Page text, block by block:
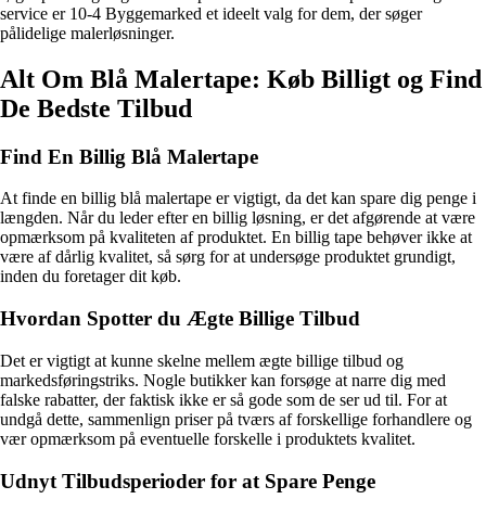
service er 10-4 Byggemarked et ideelt valg for dem, der søger
pålidelige malerløsninger.
Alt Om Blå Malertape: Køb Billigt og Find
De Bedste Tilbud
Find En Billig Blå Malertape
At finde en billig blå malertape er vigtigt, da det kan spare dig penge i
længden. Når du leder efter en billig løsning, er det afgørende at være
opmærksom på kvaliteten af produktet. En billig tape behøver ikke at
være af dårlig kvalitet, så sørg for at undersøge produktet grundigt,
inden du foretager dit køb.
Hvordan Spotter du Ægte Billige Tilbud
Det er vigtigt at kunne skelne mellem ægte billige tilbud og
markedsføringstriks. Nogle butikker kan forsøge at narre dig med
falske rabatter, der faktisk ikke er så gode som de ser ud til. For at
undgå dette, sammenlign priser på tværs af forskellige forhandlere og
vær opmærksom på eventuelle forskelle i produktets kvalitet.
Udnyt Tilbudsperioder for at Spare Penge